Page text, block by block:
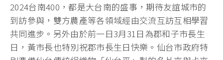
2024台南400，都是大台南的盛事，期待友誼城市的
到訪參與，雙方農產等各領域經由交流互訪互相學習
共同進步。另外由於前一日3月31日為郡和子市長生
日，黃市長也特別祝郡市長生日快樂。仙台市政府特